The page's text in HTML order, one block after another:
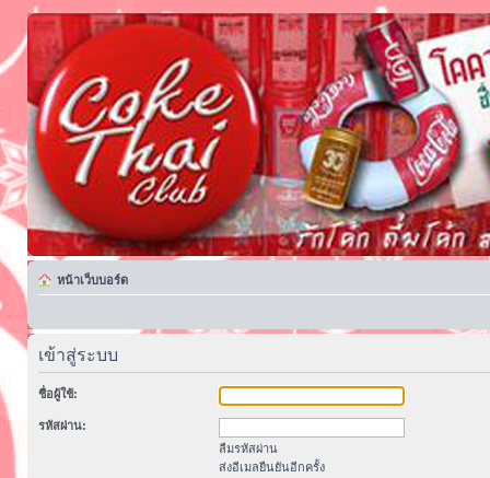
หน้าเว็บบอร์ด
เข้าสู่ระบบ
ชื่อผู้ใช้:
รหัสผ่าน:
ลืมรหัสผ่าน
ส่งอีเมลยืนยันอีกครั้ง